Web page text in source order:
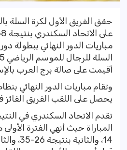
حقق الفريق الأول لكرة السلة
مباريات الدور النهائي ببطولة
أقيمت على صالة برج العرب
يحصل على اللقب الفريق الفائز في 3
تقدم الاتحاد السكندري في